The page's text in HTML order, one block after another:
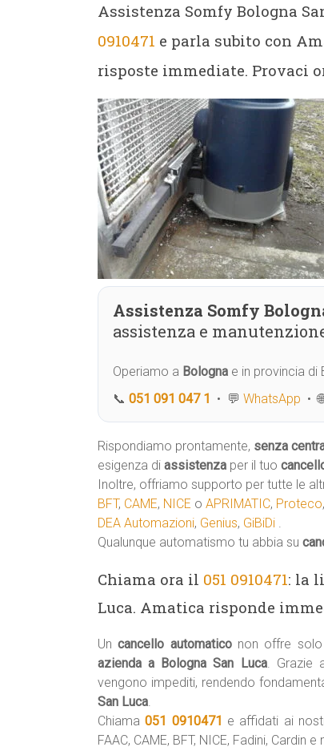
Assistenza Somfy Bologna
0910471 e parla subito con
risposte immediate. Provaci
Assistenza Somfy
assistenza e
Operiamo a Bologna e in provincia di
📞 051 091 047 1 • 💬 WhatsApp •
Rispondiamo prontamente, senza
esigenza di assistenza per il tuo
Inoltre, offriamo supporto per tutte le
BFT, CAME, NICE o APRIMATIC, Proteco,
DEA Automazioni, Genius, GiBiDi .
Qualunque automatismo tu abbia su
Chiama ora il 051 0910471: la
Luca. Amatica risponde
Uncancello automaticonon offre
azienda a Bologna San Luca. Grazie
vengono impediti, rendendo
San Luca.
Chiama051 0910471 e affidati ai
FAAC, CAME, BFT, NICE, Fadini, Cardin